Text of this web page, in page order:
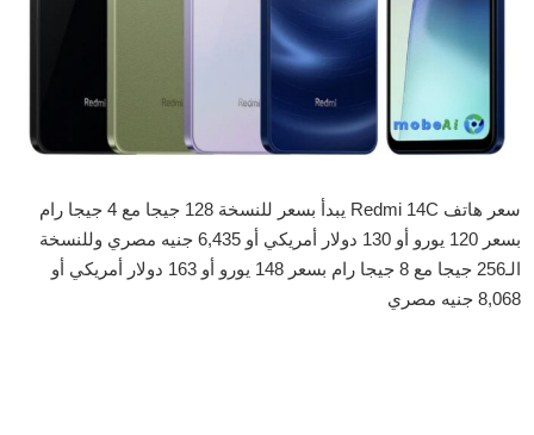
سعر هاتف Redmi 14C يبدأ بسعر للنسخة 128 جيجا مع 4 جيجا رام
بسعر 120 يورو أو 130 دولار أمريكي أو 6,435 جنيه مصري وللنسخة
الـ256 جيجا مع 8 جيجا رام بسعر 148 يورو أو 163 دولار أمريكي أو
8,068 جنيه مصري